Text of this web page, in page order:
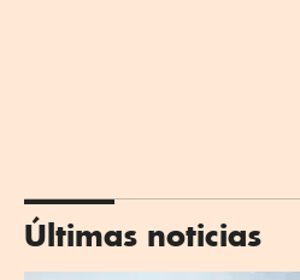
Últimas noticias